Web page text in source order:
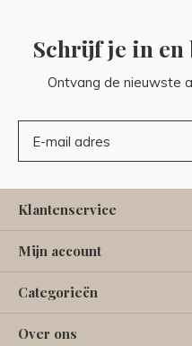
Schrijf je in en
Ontvang de nieuwste
Klantenservice
Mijn account
Categorieën
Over ons